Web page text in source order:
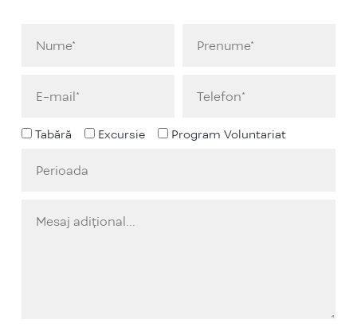
Tabără Excursie Program Voluntariat